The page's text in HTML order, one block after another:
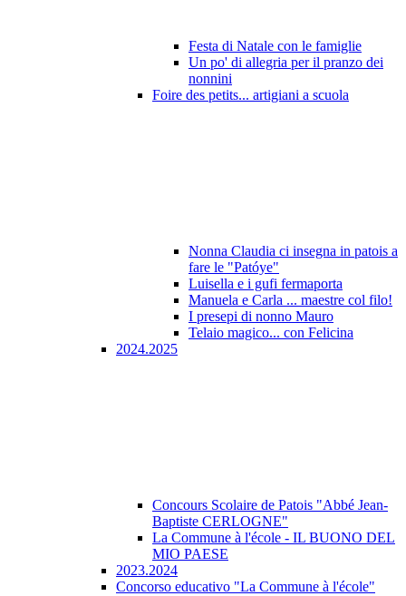
Festa di Natale con le famiglie
Un po' di allegria per il pranzo dei
nonnini
Foire des petits... artigiani a scuola
Nonna Claudia ci insegna in patois a
fare le "Patóye"
Luisella e i gufi fermaporta
Manuela e Carla ... maestre col filo!
I presepi di nonno Mauro
Telaio magico... con Felicina
2024.2025
Concours Scolaire de Patois "Abbé Jean-
Baptiste CERLOGNE"
La Commune à l'école - IL BUONO DEL
MIO PAESE
2023.2024
Concorso educativo "La Commune à l'école"